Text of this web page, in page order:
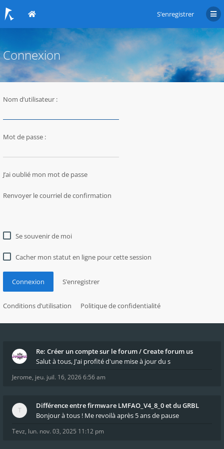
S’enregistrer
Connexion
Nom d’utilisateur :
Mot de passe :
J’ai oublié mon mot de passe
Renvoyer le courriel de confirmation
Se souvenir de moi
Cacher mon statut en ligne pour cette session
Connexion S’enregistrer
Conditions d’utilisation Politique de confidentialité
Re: Créer un compte sur le forum / Create forum us
Salut à tous, J'ai profité d'une mise à jour du s
Jerome, jeu. juil. 16, 2026 6:56 am
Différence entre firmware LMFAO_V4_8_0 et du GRBL
Bonjour à tous ! Me revoilà après 5 ans de pause
Tevz, lun. nov. 03, 2025 11:12 pm